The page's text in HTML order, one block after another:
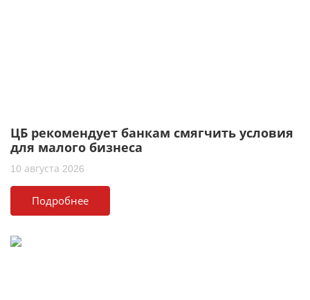
ЦБ рекомендует банкам смягчить условия
для малого бизнеса
10 августа 2026
Подробнее